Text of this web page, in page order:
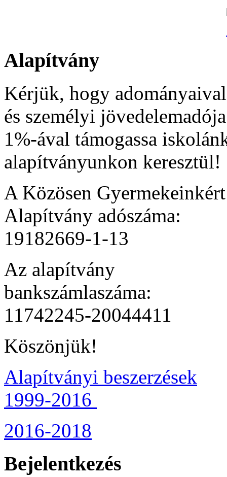
Alapítvány
Kérjük, hogy adományaival
és személyi jövedelemadója
1%-ával támogassa
alapítványunkon keresztül!
A Közösen
Alapítvány adószáma:
19182669-1-13
Az alapítvány
bankszámlaszáma:
11742245-20044411
Köszönjük!
Alapítványi beszerzések
1999-2016
2016-2018
Bejelentkezés